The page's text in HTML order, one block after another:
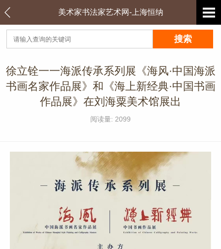
美术家书法家艺术网-上海恒纳
徐立铨一一海派传承系列展《海风·中国海派
书画名家作品展》和《海上新经典·中国书画
作品展》在刘海粟美术馆展出
阅读量: 2099